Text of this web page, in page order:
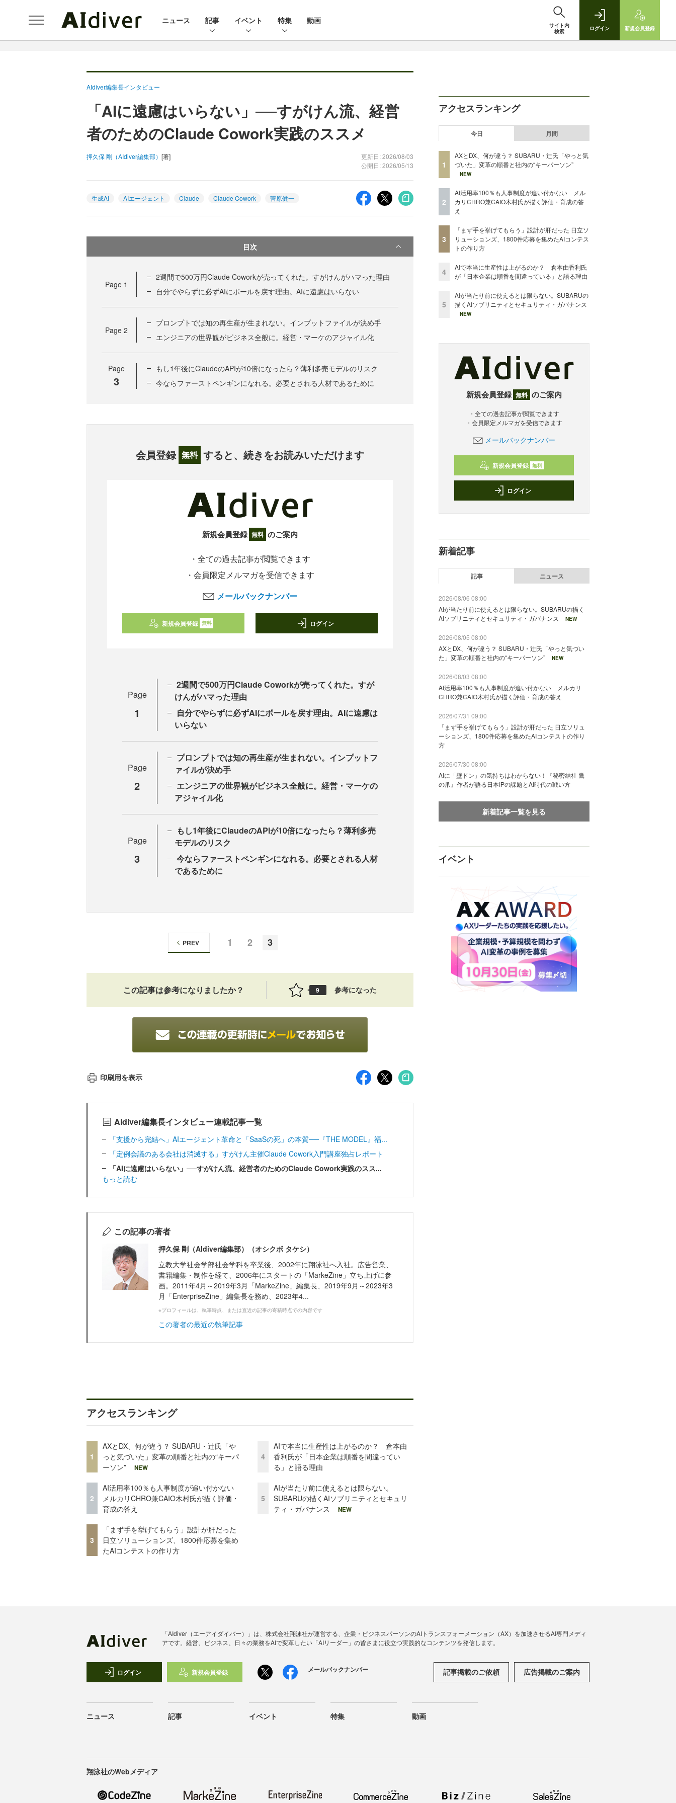
ニュース 記事 イベント 特集 動画
サイト内
検索
ログイン 新規会員登録
AIdiver編集長インタビュー
「AIに遠慮はいらない」──すがけん流、経営
者のためのClaude Cowork実践のススメ
押久保 剛（AIdiver編集部） [著]
更新日: 2026/08/03
公開日: 2026/05/13
生成AI AIエージェント Claude Claude Cowork 菅原健一
目次
Page 1
2週間で500万円Claude Coworkが売ってくれた。すがけんがハマった理由
自分でやらずに必ずAIにボールを戻す理由。AIに遠慮はいらない
Page 2
プロンプトでは知の再生産が生まれない。インプットファイルが決め手
エンジニアの世界観がビジネス全般に。経営・マーケのアジャイル化
Page
3
もし1年後にClaudeのAPIが10倍になったら？薄利多売モデルのリスク
今ならファーストペンギンになれる。必要とされる人材であるために
会員登録 無料 すると、続きをお読みいただけます
新規会員登録 無料 のご案内
・全ての過去記事が閲覧できます
・会員限定メルマガを受信できます
メールバックナンバー
新規会員登録 無料 ログイン
Page
1
2週間で500万円Claude Coworkが売ってくれた。すが
けんがハマった理由
自分でやらずに必ずAIにボールを戻す理由。AIに遠慮は
いらない
Page
2
プロンプトでは知の再生産が生まれない。インプットフ
ァイルが決め手
エンジニアの世界観がビジネス全般に。経営・マーケの
アジャイル化
Page
3
もし1年後にClaudeのAPIが10倍になったら？薄利多売
モデルのリスク
今ならファーストペンギンになれる。必要とされる人材
であるために
1 2 3
PREV
この記事は参考になりましたか？ 9 参考になった
印刷用を表示
AIdiver編集長インタビュー連載記事一覧
「支援から完結へ」AIエージェント革命と「SaaSの死」の本質──『THE MODEL』福...
「定例会議のある会社は消滅する」すがけん主催Claude Cowork入門講座独占レポート
「AIに遠慮はいらない」──すがけん流、経営者のためのClaude Cowork実践のスス...
もっと読む
この記事の著者
押久保 剛（AIdiver編集部）（オシクボ タケシ）
立教大学社会学部社会学科を卒業後、2002年に翔泳社へ入社。広告営業、
書籍編集・制作を経て、2006年にスタートの「MarkeZine」立ち上げに参
画。2011年4月～2019年3月「MarkeZine」編集長、2019年9月～2023年3
月「EnterpriseZine」編集長を務め、2023年4...
※プロフィールは、執筆時点、または直近の記事の寄稿時点での内容です
この著者の最近の執筆記事
アクセスランキング
1
AXとDX、何が違う？ SUBARU・辻氏「や
っと気づいた」変革の順番と社内の“キーパ
ーソン”
NEW
2
AI活用率100％も人事制度が追い付かない
メルカリCHRO兼CAIO木村氏が描く評価・
育成の答え
3
「まず手を挙げてもらう」設計が肝だった
日立ソリューションズ、1800件応募を集め
たAIコンテストの作り方
4
AIで本当に生産性は上がるのか？ 倉本由
香利氏が「日本企業は順番を間違ってい
る」と語る理由
5
AIが当たり前に使えるとは限らない。
SUBARUの描くAIソブリニティとセキュリ
ティ・ガバナンス
NEW
アクセスランキング
今日 月間
1
AXとDX、何が違う？ SUBARU・辻氏「やっと気
づいた」変革の順番と社内の“キーパーソン”
NEW
2
AI活用率100％も人事制度が追い付かない メル
カリCHRO兼CAIO木村氏が描く評価・育成の答
え
3
「まず手を挙げてもらう」設計が肝だった 日立ソ
リューションズ、1800件応募を集めたAIコンテス
トの作り方
4
AIで本当に生産性は上がるのか？ 倉本由香利氏
が「日本企業は順番を間違っている」と語る理由
5
AIが当たり前に使えるとは限らない。SUBARUの
描くAIソブリニティとセキュリティ・ガバナンス
NEW
新規会員登録 無料 のご案内
・全ての過去記事が閲覧できます
・会員限定メルマガを受信できます
メールバックナンバー
新規会員登録 無料
ログイン
新着記事
記事 ニュース
2026/08/06 08:00
AIが当たり前に使えるとは限らない。SUBARUの描く
AIソブリニティとセキュリティ・ガバナンス
NEW
2026/08/05 08:00
AXとDX、何が違う？ SUBARU・辻氏「やっと気づい
た」変革の順番と社内の“キーパーソン”
NEW
2026/08/03 08:00
AI活用率100％も人事制度が追い付かない メルカリ
CHRO兼CAIO木村氏が描く評価・育成の答え
2026/07/31 09:00
「まず手を挙げてもらう」設計が肝だった 日立ソリュ
ーションズ、1800件応募を集めたAIコンテストの作り
方
2026/07/30 08:00
AIに「壁ドン」の気持ちはわからない！『秘密結社 鷹
の爪』作者が語る日本IPの課題とAI時代の戦い方
新着記事一覧を見る
イベント
「AIdiver（エーアイダイバー）」は、株式会社翔泳社が運営する、企業・ビジネスパーソンのAIトランスフォーメーション（AX）を加速させるAI専門メディ
アです。経営、ビジネス、日々の業務をAIで変革したい「AIリーダー」の皆さまに役立つ実践的なコンテンツを発信します。
ログイン 新規会員登録 メールバックナンバー 記事掲載のご依頼 広告掲載のご案内
ニュース 記事 イベント 特集 動画
翔泳社のWebメディア